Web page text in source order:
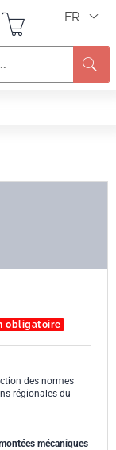
FR
obligatoire
des normes
régionales du
mécaniques